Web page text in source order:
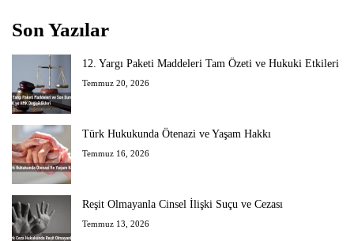
Son Yazılar
12. Yargı Paketi Maddeleri Tam Özeti ve Hukuki Etkileri
Temmuz 20, 2026
Türk Hukukunda Ötenazi ve Yaşam Hakkı
Temmuz 16, 2026
Reşit Olmayanla Cinsel İlişki Suçu ve Cezası
Temmuz 13, 2026